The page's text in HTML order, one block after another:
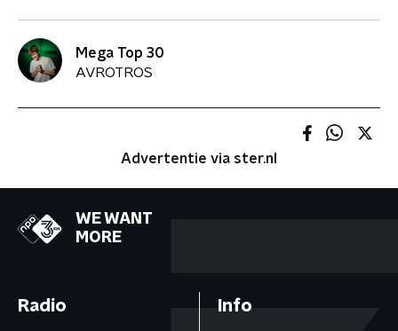
Mega Top 30
AVROTROS
Advertentie via ster.nl
WE WANT
MORE
Radio Info